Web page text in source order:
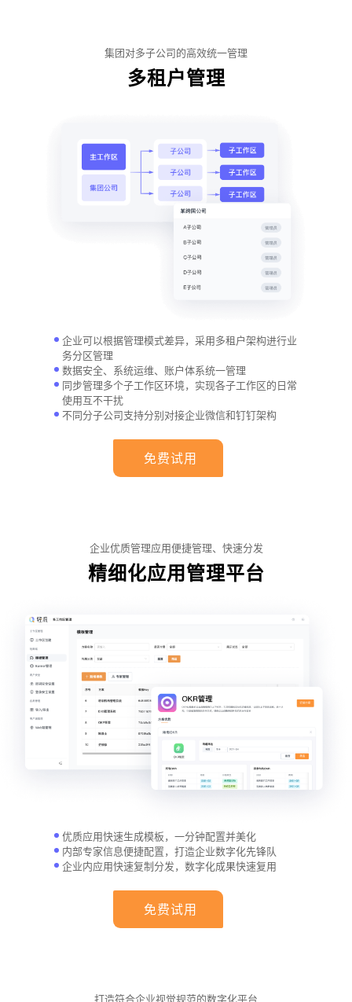
集团对多子公司的高效统一管理
多租户管理
企业可以根据管理模式差异，采用多租户架构进行业
务分区管理
数据安全、系统运维、账户体系统一管理
同步管理多个子工作区环境，实现各子工作区的日常
使用互不干扰
不同分子公司支持分别对接企业微信和钉钉架构
免费试用
企业优质管理应用便捷管理、快速分发
精细化应用管理平台
优质应用快速生成模板，一分钟配置并美化
内部专家信息便捷配置，打造企业数字化先锋队
企业内应用快速复制分发，数字化成果快速复用
免费试用
打造符合企业视觉规范的数字化平台